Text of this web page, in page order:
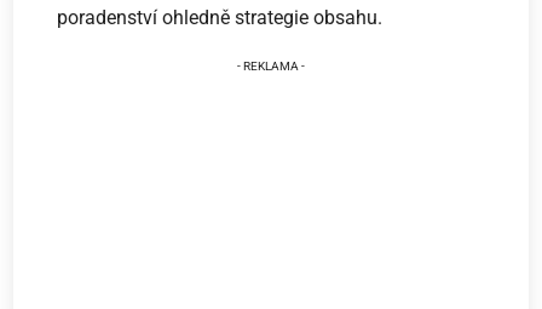
poradenství ohledně strategie obsahu.